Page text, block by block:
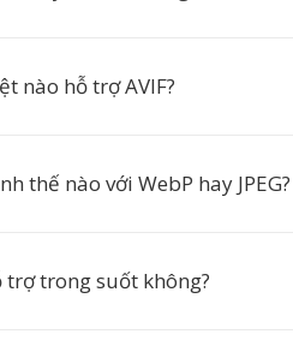
nào hỗ trợ AVIF?
thế nào với WebP hay JPEG?
trợ trong suốt không?